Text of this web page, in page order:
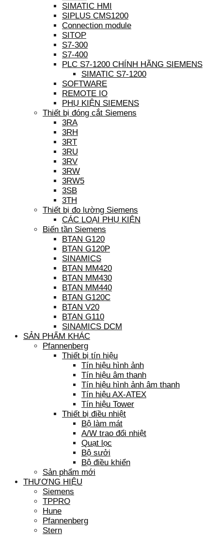
SIMATIC HMI
SIPLUS CMS1200
Connection module
SITOP
S7-300
S7-400
PLC S7-1200 CHÍNH HÃNG SIEMENS
SIMATIC S7-1200
SOFTWARE
REMOTE IO
PHỤ KIỆN SIEMENS
Thiết bị đóng cắt Siemens
3RA
3RH
3RT
3RU
3RV
3RW
3RW5
3SB
3TH
Thiết bị đo lường Siemens
CÁC LOẠI PHỤ KIỆN
Biến tần Siemens
BTAN G120
BTAN G120P
SINAMICS
BTAN MM420
BTAN MM430
BTAN MM440
BTAN G120C
BTAN V20
BTAN G110
SINAMICS DCM
SẢN PHẨM KHÁC
Pfannenberg
Thiết bị tín hiệu
Tín hiệu hình ảnh
Tín hiệu âm thanh
Tín hiệu hình ảnh âm thanh
Tín hiệu AX-ATEX
Tín hiệu Tower
Thiết bị điều nhiệt
Bộ làm mát
A/W trao đổi nhiệt
Quạt lọc
Bộ sưởi
Bộ điều khiển
Sản phẩm mới
THƯƠNG HIỆU
Siemens
TPPRO
Hune
Pfannenberg
Stern